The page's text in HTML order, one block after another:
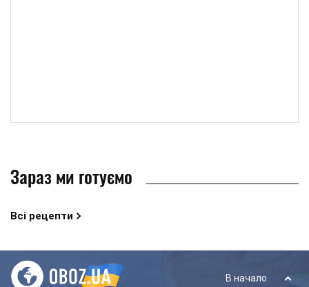
Зараз ми готуємо
Всі рецепти
В начало